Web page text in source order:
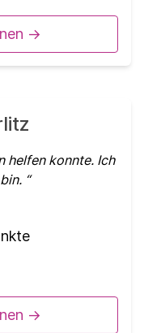
->
helfen konnte. Ich
->